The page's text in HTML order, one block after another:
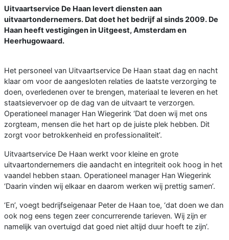
Uitvaartservice De Haan levert diensten aan
uitvaartondernemers. Dat doet het bedrijf al sinds 2009. De
Haan heeft vestigingen in Uitgeest, Amsterdam en
Heerhugowaard.
Het personeel van Uitvaartservice De Haan staat dag en nacht
klaar om voor de aangesloten relaties de laatste verzorging te
doen, overledenen over te brengen, materiaal te leveren en het
staatsievervoer op de dag van de uitvaart te verzorgen.
Operationeel manager Han Wiegerink ‘Dat doen wij met ons
zorgteam, mensen die het hart op de juiste plek hebben. Dit
zorgt voor betrokkenheid en professionaliteit’.
Uitvaartservice De Haan werkt voor kleine en grote
uitvaartondernemers die aandacht en integriteit ook hoog in het
vaandel hebben staan. Operationeel manager Han Wiegerink
‘Daarin vinden wij elkaar en daarom werken wij prettig samen’.
‘En’, voegt bedrijfseigenaar Peter de Haan toe, ‘dat doen we dan
ook nog eens tegen zeer concurrerende tarieven. Wij zijn er
namelijk van overtuigd dat goed niet altijd duur hoeft te zijn’.